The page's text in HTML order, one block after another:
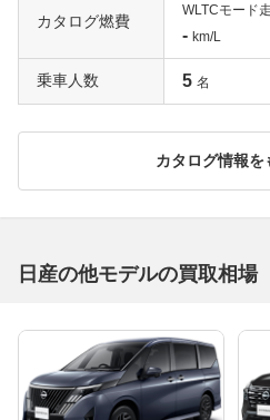
カタログ燃費
WLTCモード
- km/L
乗車人数 5 名
カタログ情報を
日産の他モデルの買取相場